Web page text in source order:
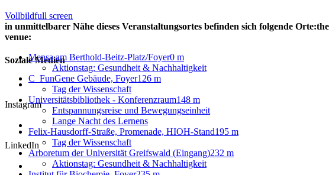
Vollbildfull screen
in unmittelbarer Nähe dieses Veranstaltungsortes befinden sich folgende Orte:
venue:
Mensa am Berthold-Beitz-Platz/Foyer0 m
Aktionstag: Gesundheit & Nachhaltigkeit
C_FunGene Gebäude, Foyer126 m
Tag der Wissenschaft
Universitätsbibliothek - Konferenzraum148 m
Entspannungsreise und Bewegungseinheit
Lange Nacht des Lernens
Felix-Hausdorff-Straße, Promenade, HIOH-Stand195 m
Tag der Wissenschaft
Arboretum der Universität Greifswald (Eingang)232 m
Aktionstag: Gesundheit & Nachhaltigkeit
Soziale Medien
Instagram
LinkedIn